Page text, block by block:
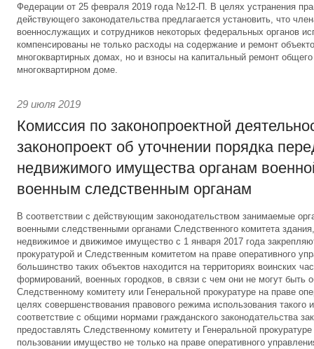
Федерации от 25 февраля 2019 года №12-П. В целях устранения
действующего законодательства предлагается установить, что
военнослужащих и сотрудников некоторых федеральных органов
компенсированы не только расходы на содержание и ремонт
многоквартирных домах, но и взносы на капитальный ремонт
многоквартирном доме.
29 июля 2019
Комиссия по законопроектной
законопроект об уточнении порядка
недвижимого имущества органам
военным следственным органам
В соответствии с действующим законодательством занимаемые
военными следственными органами Следственного комитета
недвижимое и движимое имущество с 1 января 2017 года
прокуратурой и Следственным комитетом на праве оперативного
большинство таких объектов находится на территориях воинских
формирований, военных городков, в связи с чем они не могут быть
Следственному комитету или Генеральной прокуратуре на праве
целях совершенствования правового режима использования такого
соответствие с общими нормами гражданского законодательства
предоставлять Следственному комитету и Генеральной
пользовании имущество не только на праве оперативного